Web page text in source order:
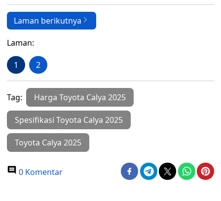
Laman berikutnya
Laman:
1 2
Tag: Harga Toyota Calya 2025
Spesifikasi Toyota Calya 2025
Toyota Calya 2025
0 Komentar